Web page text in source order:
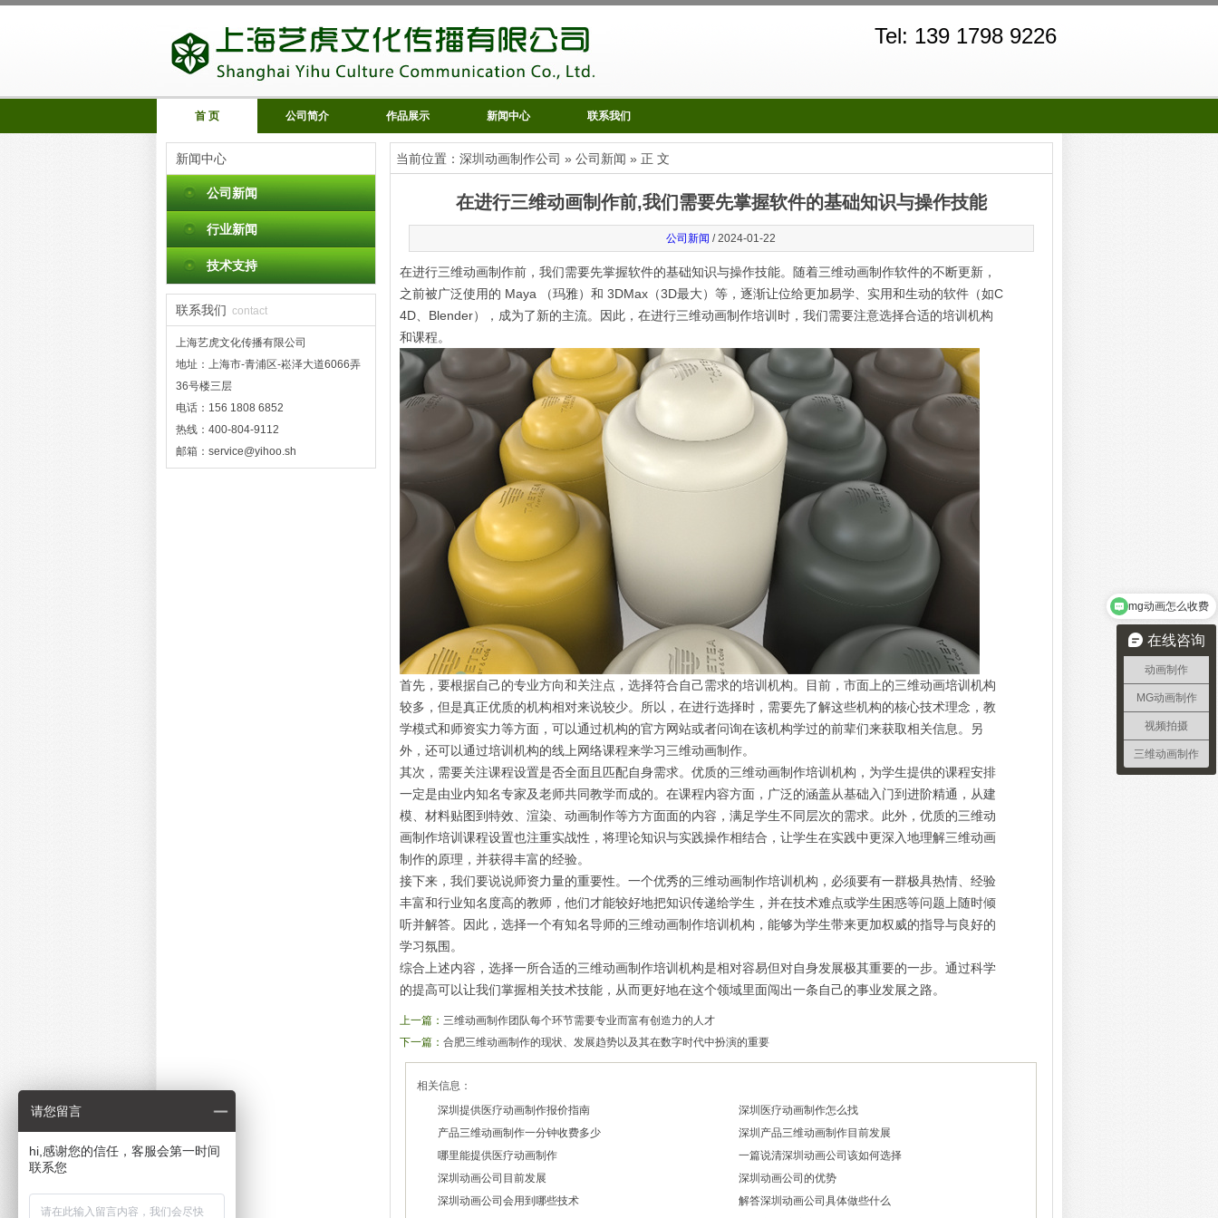
Tel: 139 1798 9226
首 页 公司简介 作品展示 新闻中心 联系我们
新闻中心
公司新闻
行业新闻
技术支持
联系我们 contact
上海艺虎文化传播有限公司
地址：上海市-青浦区-崧泽大道6066弄
36号楼三层
电话：156 1808 6852
热线：400-804-9112
邮箱：service@yihoo.sh
当前位置： 深圳动画制作公司 » 公司新闻 » 正 文
在进行三维动画制作前,我们需要先掌握软件的基础知识与操作技能
公司新闻 / 2024-01-22
在进行三维动画制作前，我们需要先掌握软件的基础知识与操作技能。随着三维动画制作软件的不断更新，
之前被广泛使用的 Maya （玛雅）和 3DMax（3D最大）等，逐渐让位给更加易学、实用和生动的软件（如C
4D、Blender），成为了新的主流。因此，在进行三维动画制作培训时，我们需要注意选择合适的培训机构
和课程。
首先，要根据自己的专业方向和关注点，选择符合自己需求的培训机构。目前，市面上的三维动画培训机构
较多，但是真正优质的机构相对来说较少。所以，在进行选择时，需要先了解这些机构的核心技术理念，教
学模式和师资实力等方面，可以通过机构的官方网站或者问询在该机构学过的前辈们来获取相关信息。另
外，还可以通过培训机构的线上网络课程来学习三维动画制作。
其次，需要关注课程设置是否全面且匹配自身需求。优质的三维动画制作培训机构，为学生提供的课程安排
一定是由业内知名专家及老师共同教学而成的。在课程内容方面，广泛的涵盖从基础入门到进阶精通，从建
模、材料贴图到特效、渲染、动画制作等方方面面的内容，满足学生不同层次的需求。此外，优质的三维动
画制作培训课程设置也注重实战性，将理论知识与实践操作相结合，让学生在实践中更深入地理解三维动画
制作的原理，并获得丰富的经验。
接下来，我们要说说师资力量的重要性。一个优秀的三维动画制作培训机构，必须要有一群极具热情、经验
丰富和行业知名度高的教师，他们才能较好地把知识传递给学生，并在技术难点或学生困惑等问题上随时倾
听并解答。因此，选择一个有知名导师的三维动画制作培训机构，能够为学生带来更加权威的指导与良好的
学习氛围。
综合上述内容，选择一所合适的三维动画制作培训机构是相对容易但对自身发展极其重要的一步。通过科学
的提高可以让我们掌握相关技术技能，从而更好地在这个领域里面闯出一条自己的事业发展之路。
上一篇： 三维动画制作团队每个环节需要专业而富有创造力的人才
下一篇： 合肥三维动画制作的现状、发展趋势以及其在数字时代中扮演的重要
相关信息：
深圳提供医疗动画制作报价指南
2026/03/20
深圳医疗动画制作怎么找
2026/03/19
产品三维动画制作一分钟收费多少
2026/03/18
深圳产品三维动画制作目前发展
2026/03/11
哪里能提供医疗动画制作
2026/03/10
一篇说清深圳动画公司该如何选择
2026/03/09
深圳动画公司目前发展
2026/03/06
深圳动画公司的优势
2026/03/05
深圳动画公司会用到哪些技术
解答深圳动画公司具体做些什么
在线咨询
动画制作
MG动画制作
视频拍摄
三维动画制作
mg动画怎么收费
请您留言
hi,感谢您的信任，客服会第一时间
联系您